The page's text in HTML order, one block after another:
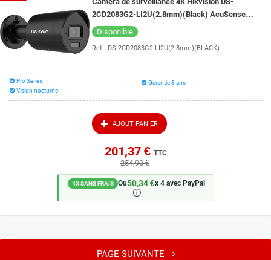
2CD2083G2-LI2U(2.8mm)(Black) AcuSense
micro intégré vision de nuit couleur 40 mètres
Disponible
Ref : DS-2CD2083G2-LI2U(2.8mm)(BLACK)
Pro Series
Vision nocturne
Garantie 3 ans
AJOUT PANIER
201,37 € TTC
254,90 €
4X SANS FRAIS Ou50,34 €x 4 avec PayPal
🛈
PAGE SUIVANTE